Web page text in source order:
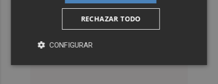
RECHAZAR TODO
CONFIGURAR